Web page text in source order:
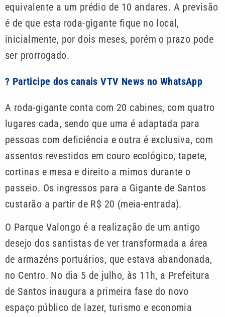
equivalente a um prédio de 10 andares. A previsão
é de que esta roda-gigante fique no local,
inicialmente, por dois meses, porém o prazo pode
ser prorrogado.
? Participe dos canais VTV News no WhatsApp
A roda-gigante conta com 20 cabines, com quatro
lugares cada, sendo que uma é adaptada para
pessoas com deficiência e outra é exclusiva, com
assentos revestidos em couro ecológico, tapete,
cortinas e mesa e direito a mimos durante o
passeio. Os ingressos para a Gigante de Santos
custarão a partir de R$ 20 (meia-entrada).
O Parque Valongo é a realização de um antigo
desejo dos santistas de ver transformada a área
de armazéns portuários, que estava abandonada,
no Centro. No dia 5 de julho, às 11h, a Prefeitura
de Santos inaugura a primeira fase do novo
espaço público de lazer, turismo e economia